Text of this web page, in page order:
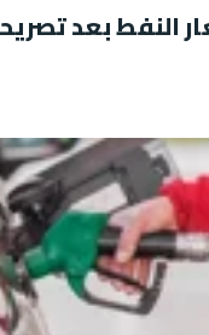
النفط بعد